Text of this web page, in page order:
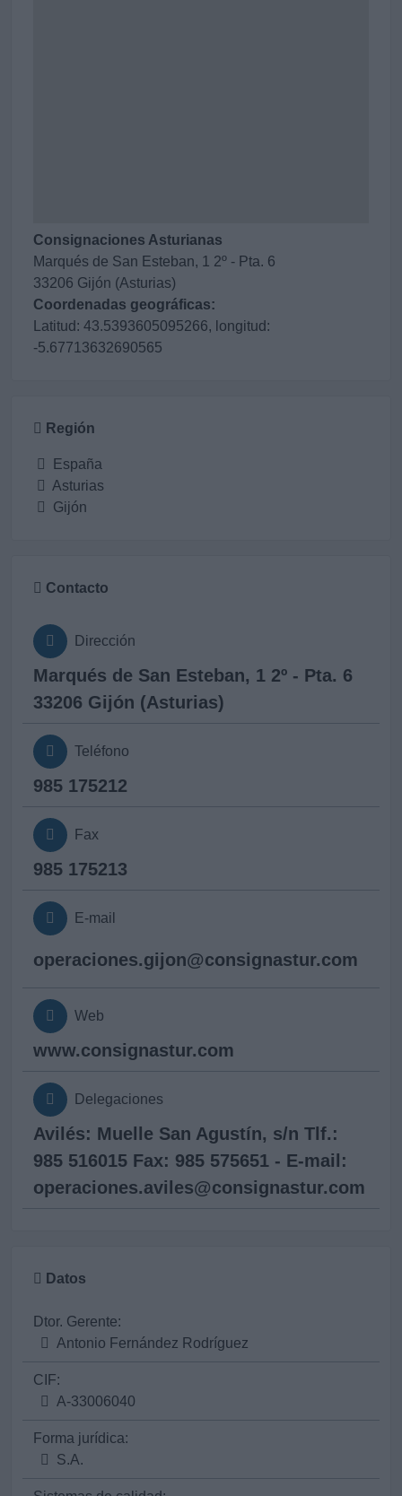
Consignaciones Asturianas
Marqués de San Esteban, 1 2º - Pta. 6
33206 Gijón (Asturias)
Coordenadas geográficas:
Latitud: 43.5393605095266, longitud:
-5.67713632690565
Región
España
Asturias
Gijón
Contacto
Dirección
Marqués de San Esteban, 1 2º - Pta. 6
33206 Gijón (Asturias)
Teléfono
985 175212
Fax
985 175213
E-mail
operaciones.gijon@consignastur.com
Web
www.consignastur.com
Delegaciones
Avilés: Muelle San Agustín, s/n Tlf.:
985 516015 Fax: 985 575651 - E-mail:
operaciones.aviles@consignastur.com
Datos
Dtor. Gerente:
Antonio Fernández Rodríguez
CIF:
A-33006040
Forma jurídica:
S.A.